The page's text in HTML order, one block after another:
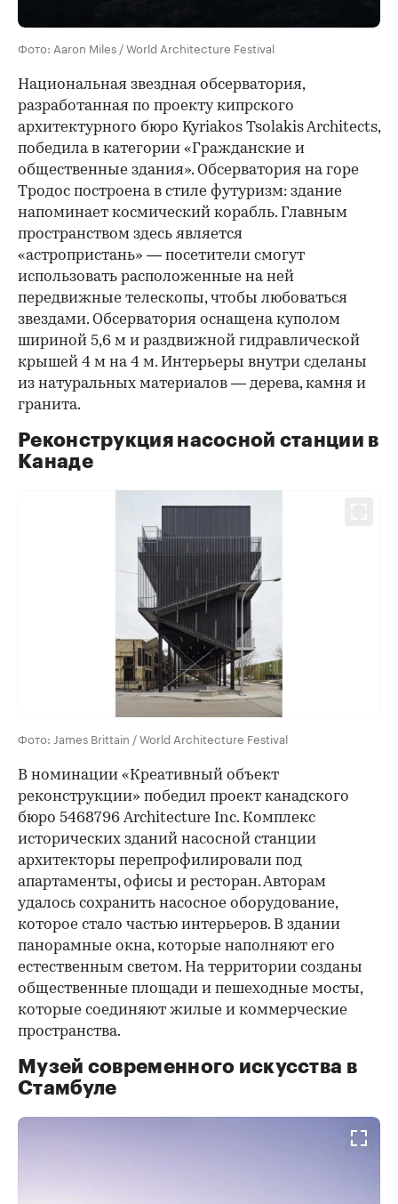
Фото: Aaron Miles / World Architecture Festival
Национальная звездная обсерватория,
разработанная по проекту кипрского
архитектурного бюро Kyriakos Tsolakis Architects,
победила в категории «Гражданские и
общественные здания». Обсерватория на горе
Тродос построена в стиле футуризм: здание
напоминает космический корабль. Главным
пространством здесь является
«астропристань» — посетители смогут
использовать расположенные на ней
передвижные телескопы, чтобы любоваться
звездами. Обсерватория оснащена куполом
шириной 5,6 м и раздвижной гидравлической
крышей 4 м на 4 м. Интерьеры внутри сделаны
из натуральных материалов — дерева, камня и
гранита.
Реконструкция насосной станции в
Канаде
Фото: James Brittain / World Architecture Festival
В номинации «Креативный объект
реконструкции» победил проект канадского
бюро 5468796 Architecture Inc. Комплекс
исторических зданий насосной станции
архитекторы перепрофилировали под
апартаменты, офисы и ресторан. Авторам
удалось сохранить насосное оборудование,
которое стало частью интерьеров. В здании
панорамные окна, которые наполняют его
естественным светом. На территории созданы
общественные площади и пешеходные мосты,
которые соединяют жилые и коммерческие
пространства.
Музей современного искусства в
Стамбуле